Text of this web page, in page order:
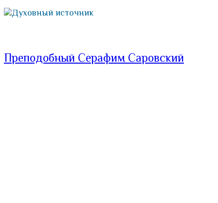
Духовный источник
Преподобный Серафим Саровский